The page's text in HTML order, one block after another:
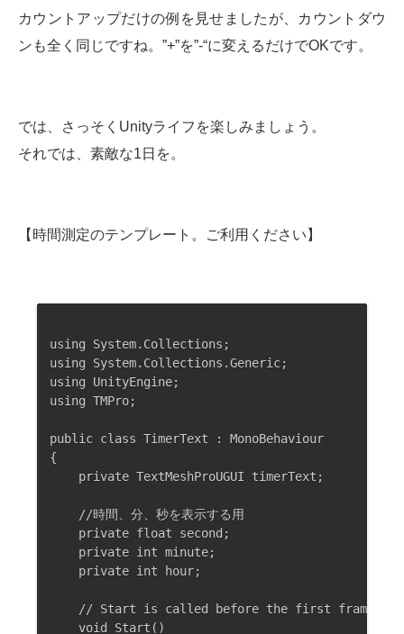
カウントアップだけの例を見せましたが、カウントダウ
ンも全く同じですね。”+”を”-“に変えるだけでOKです。
では、さっそくUnityライフを楽しみましょう。
それでは、素敵な1日を。
【時間測定のテンプレート。ご利用ください】
using System.Collections;
using System.Collections.Generic;
using UnityEngine;
using TMPro;
public class TimerText : MonoBehaviour
{
    private TextMeshProUGUI timerText;
    //時間、分、秒を表示する用
    private float second;
    private int minute;
    private int hour;
// Start is called before the first frame
    void Start()